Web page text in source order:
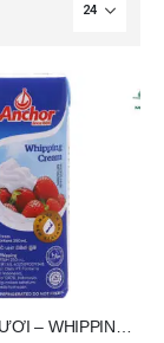
KEM SỮA TƯƠI – WHIPPING CREAM ANCHOR 250ML